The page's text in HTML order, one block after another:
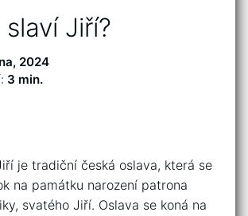
Jiří?
2024
3 min.
je tradiční česká oslava, která se
na památku narození patrona
svatého Jiří. Oslava se koná na